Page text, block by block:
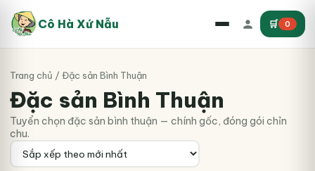
Cô Hà Xứ Nẫu 🛒 0
Trang chủ / Đặc sản Bình Thuận
Đặc sản Bình Thuận
Tuyển chọn đặc sản bình thuận — chính gốc, đóng gói chỉn
chu.